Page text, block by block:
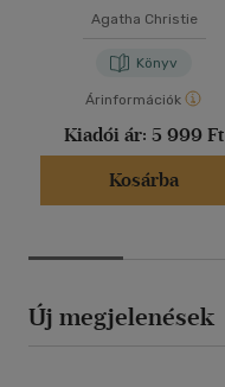
Agatha Christie
Könyv
Árinformációk
Kiadói ár: 5 999 Ft
Kosárba
Új megjelenések